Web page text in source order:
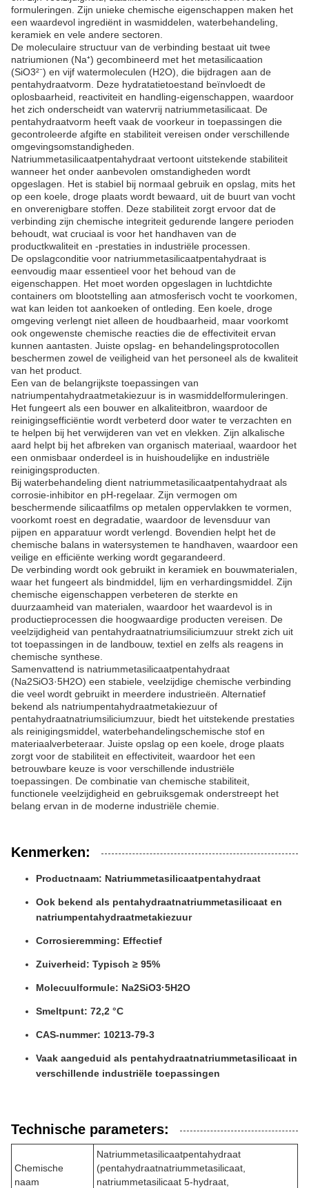
formuleringen. Zijn unieke chemische eigenschappen maken het
een waardevol ingrediënt in wasmiddelen, waterbehandeling,
keramiek en vele andere sectoren.
De moleculaire structuur van de verbinding bestaat uit twee
natriumionen (Na⁺) gecombineerd met het metasilicaation
(SiO3²⁻) en vijf watermoleculen (H2O), die bijdragen aan de
pentahydraatvorm. Deze hydratatietoestand beïnvloedt de
oplosbaarheid, reactiviteit en handling-eigenschappen, waardoor
het zich onderscheidt van watervrij natriummetasilicaat. De
pentahydraatvorm heeft vaak de voorkeur in toepassingen die
gecontroleerde afgifte en stabiliteit vereisen onder verschillende
omgevingsomstandigheden.
Natriummetasilicaatpentahydraat vertoont uitstekende stabiliteit
wanneer het onder aanbevolen omstandigheden wordt
opgeslagen. Het is stabiel bij normaal gebruik en opslag, mits het
op een koele, droge plaats wordt bewaard, uit de buurt van vocht
en onverenigbare stoffen. Deze stabiliteit zorgt ervoor dat de
verbinding zijn chemische integriteit gedurende langere perioden
behoudt, wat cruciaal is voor het handhaven van de
productkwaliteit en -prestaties in industriële processen.
De opslagconditie voor natriummetasilicaatpentahydraat is
eenvoudig maar essentieel voor het behoud van de
eigenschappen. Het moet worden opgeslagen in luchtdichte
containers om blootstelling aan atmosferisch vocht te voorkomen,
wat kan leiden tot aankoeken of ontleding. Een koele, droge
omgeving verlengt niet alleen de houdbaarheid, maar voorkomt
ook ongewenste chemische reacties die de effectiviteit ervan
kunnen aantasten. Juiste opslag- en behandelingsprotocollen
beschermen zowel de veiligheid van het personeel als de kwaliteit
van het product.
Een van de belangrijkste toepassingen van
natriumpentahydraatmetakiezuur is in wasmiddelformuleringen.
Het fungeert als een bouwer en alkaliteitbron, waardoor de
reinigingsefficiëntie wordt verbeterd door water te verzachten en
te helpen bij het verwijderen van vet en vlekken. Zijn alkalische
aard helpt bij het afbreken van organisch materiaal, waardoor het
een onmisbaar onderdeel is in huishoudelijke en industriële
reinigingsproducten.
Bij waterbehandeling dient natriummetasilicaatpentahydraat als
corrosie-inhibitor en pH-regelaar. Zijn vermogen om
beschermende silicaatfilms op metalen oppervlakken te vormen,
voorkomt roest en degradatie, waardoor de levensduur van
pijpen en apparatuur wordt verlengd. Bovendien helpt het de
chemische balans in watersystemen te handhaven, waardoor een
veilige en efficiënte werking wordt gegarandeerd.
De verbinding wordt ook gebruikt in keramiek en bouwmaterialen,
waar het fungeert als bindmiddel, lijm en verhardingsmiddel. Zijn
chemische eigenschappen verbeteren de sterkte en
duurzaamheid van materialen, waardoor het waardevol is in
productieprocessen die hoogwaardige producten vereisen. De
veelzijdigheid van pentahydraatnatriumsiliciumzuur strekt zich uit
tot toepassingen in de landbouw, textiel en zelfs als reagens in
chemische synthese.
Samenvattend is natriummetasilicaatpentahydraat
(Na2SiO3·5H2O) een stabiele, veelzijdige chemische verbinding
die veel wordt gebruikt in meerdere industrieën. Alternatief
bekend als natriumpentahydraatmetakiezuur of
pentahydraatnatriumsiliciumzuur, biedt het uitstekende prestaties
als reinigingsmiddel, waterbehandelingschemische stof en
materiaalverbeteraar. Juiste opslag op een koele, droge plaats
zorgt voor de stabiliteit en effectiviteit, waardoor het een
betrouwbare keuze is voor verschillende industriële
toepassingen. De combinatie van chemische stabiliteit,
functionele veelzijdigheid en gebruiksgemak onderstreept het
belang ervan in de moderne industriële chemie.
Kenmerken:
Productnaam: Natriummetasilicaatpentahydraat
Ook bekend als pentahydraatnatriummetasilicaat en
natriumpentahydraatmetakiezuur
Corrosieremming: Effectief
Zuiverheid: Typisch ≥ 95%
Molecuulformule: Na2SiO3·5H2O
Smeltpunt: 72,2 °C
CAS-nummer: 10213-79-3
Vaak aangeduid als pentahydraatnatriummetasilicaat in
verschillende industriële toepassingen
Technische parameters:
Chemische
naam
Natriummetasilicaatpentahydraat
(pentahydraatnatriummetasilicaat,
natriummetasilicaat 5-hydraat,